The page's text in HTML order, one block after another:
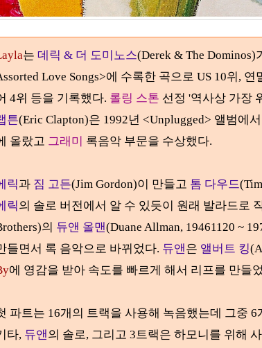
는 데릭 & 더 도미노스(Derek & The Dominos)
Love Songs>에 수록한 곡으로 US 10위, 연
4위 등을 기록했다. 롤링 스톤 선정 '역사상 가장
튼(Eric Clapton)은 1992년 <Unplugged> 앨범에
올랐고 그래미 록음악 부문을 수상했다.
릭과 짐 고든(Jim Gordon)이 만들고 톰 다우드
릭의 솔로 버전에서 알 수 있듯이 원래 발라드로
의 듀앤 올맨(Duane Allman, 19461120 ~
들면서 록 음악으로 바뀌었다. 듀앤은 앨버트 킹
에 영감을 받아 속도를 빠르게 해서 리프를 만들
파트는 16개의 트랙을 사용해 녹음했는데 그중 6
타, 듀앤의 솔로, 그리고 3트랙은 하모니를 위해